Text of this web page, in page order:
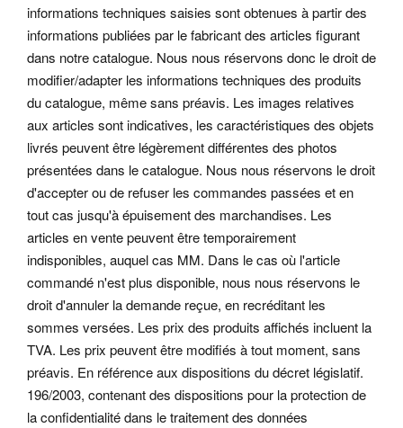
informations techniques saisies sont obtenues à partir des
informations publiées par le fabricant des articles figurant
dans notre catalogue. Nous nous réservons donc le droit de
modifier/adapter les informations techniques des produits
du catalogue, même sans préavis. Les images relatives
aux articles sont indicatives, les caractéristiques des objets
livrés peuvent être légèrement différentes des photos
présentées dans le catalogue. Nous nous réservons le droit
d'accepter ou de refuser les commandes passées et en
tout cas jusqu'à épuisement des marchandises. Les
articles en vente peuvent être temporairement
indisponibles, auquel cas MM. Dans le cas où l'article
commandé n'est plus disponible, nous nous réservons le
droit d'annuler la demande reçue, en recréditant les
sommes versées. Les prix des produits affichés incluent la
TVA. Les prix peuvent être modifiés à tout moment, sans
préavis. En référence aux dispositions du décret législatif.
196/2003, contenant des dispositions pour la protection de
la confidentialité dans le traitement des données